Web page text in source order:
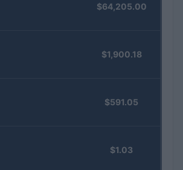
$64,205.00
$1,900.18
$591.05
$1.03